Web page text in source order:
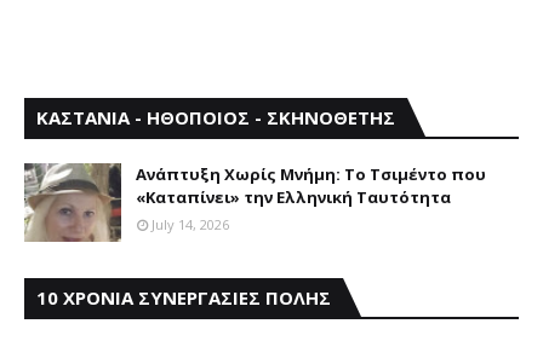
ΚΑΣΤΑΝΙΑ - ΗΘΟΠΟΙΟΣ - ΣΚΗΝΟΘΕΤΗΣ
Aνάπτυξη Xωρίς Mνήμη: Το Τσιμέντο που
«Καταπίνει» την Ελληνική Ταυτότητα
July 14, 2026
10 ΧΡΟΝΙΑ ΣΥΝΕΡΓΑΣΙΕΣ ΠΟΛΗΣ